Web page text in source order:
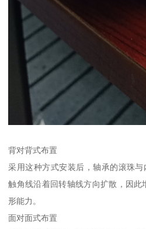
背对背式布置
采用这种方式安装后，轴承的滚珠
触角线沿着回转轴线方向扩散，因
形能力。
面对面式布置